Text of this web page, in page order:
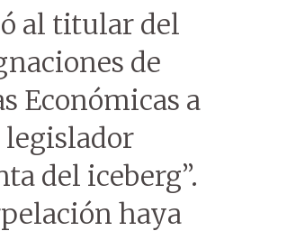
al titular del
de
Económicas a
del iceberg”.
haya